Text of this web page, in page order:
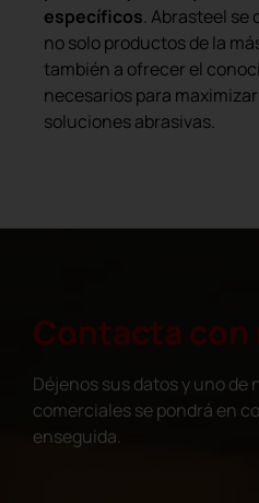
específicos. Abrasteel se
no solo productos de la
también a ofrecer el
necesarios para
soluciones abrasivas.
Contacta
Déjenos sus datos y uno de
comerciales se pondrá en
enseguida.